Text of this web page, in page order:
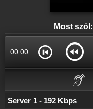
Most szól:
00:00
Server 1 - 192 Kbps